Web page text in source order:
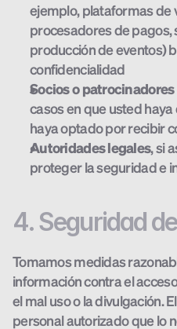
ejemplo, plataformas de
procesadores de pagos,
producción de eventos)
confidencialidad
Socios o
casos en que usted
haya optado por recibir
Autoridades legales, si
proteger la seguridad e
4. Seguridad
Tomamos medidas
información contra el
el mal uso o la divulgación.
personal autorizado que lo